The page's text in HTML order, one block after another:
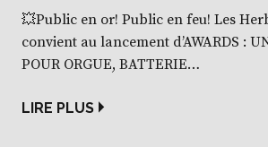
💥Public en or! Public en feu! Les
convient au lancement d’AWARDS :
POUR ORGUE, BATTERIE…
LIRE PLUS